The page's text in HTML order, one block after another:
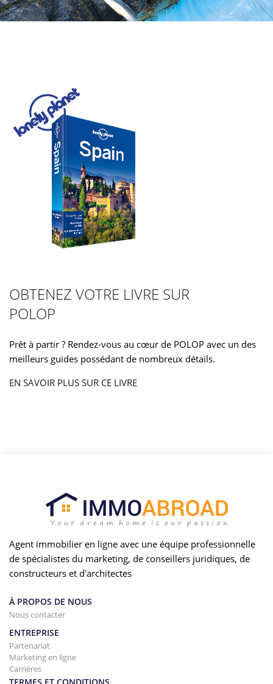
OBTENEZ VOTRE LIVRE SUR
POLOP
Prêt à partir ? Rendez-vous au cœur de POLOP avec un des
meilleurs guides possédant de nombreux détails.
EN SAVOIR PLUS SUR CE LIVRE
Agent immobilier en ligne avec une équipe professionnelle
de spécialistes du marketing, de conseillers juridiques, de
constructeurs et d'architectes
À PROPOS DE NOUS
Nous contacter
ENTREPRISE
Partenariat
Marketing en ligne
Carrières
TERMES ET CONDITIONS